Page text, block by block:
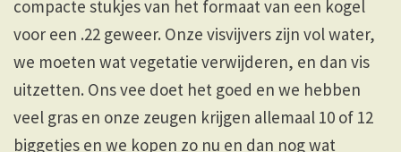
compacte stukjes van het formaat van een kogel
voor een .22 geweer. Onze visvijvers zijn vol water,
we moeten wat vegetatie verwijderen, en dan vis
uitzetten. Ons vee doet het goed en we hebben
veel gras en onze zeugen krijgen allemaal 10 of 12
biggetjes en we kopen zo nu en dan nog wat